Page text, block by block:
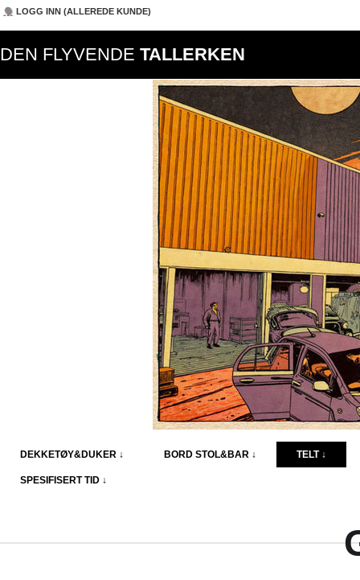
LOGG INN (ALLEREDE KUNDE)
DEN FLYVENDE TALLERKEN
DEKKETØY&DUKER ↓ BORD STOL&BAR ↓ TELT ↓
SPESIFISERT TID ↓